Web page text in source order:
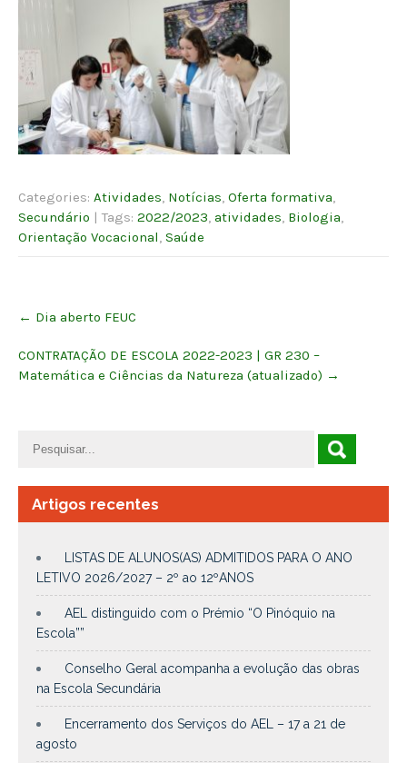
Categories: Atividades, Notícias, Oferta formativa,
Secundário | Tags: 2022/2023, atividades, Biologia,
Orientação Vocacional, Saúde
navigation
← Dia aberto FEUC
CONTRATAÇÃO DE ESCOLA 2022-2023 | GR 230 –
Matemática e Ciências da Natureza (atualizado) →
Artigos recentes
LISTAS DE ALUNOS(AS) ADMITIDOS PARA O ANO
LETIVO 2026/2027 – 2º ao 12ºANOS
AEL distinguido com o Prémio “O Pinóquio na
Escola””
Conselho Geral acompanha a evolução das obras
na Escola Secundária
Encerramento dos Serviços do AEL – 17 a 21 de
agosto